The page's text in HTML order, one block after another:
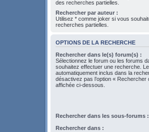
des recherches partielles.
Rechercher par auteur :
Utilisez * comme joker si vous
recherches partielles.
OPTIONS DE LA RECHERCHE
Rechercher dans le(s) forum(s) :
Sélectionnez le forum ou les forums
souhaitez effectuer une recherche.
automatiquement inclus dans la
désactivez pas l’option «
affichée ci-dessous.
Rechercher dans les sous-forums :
Rechercher dans :